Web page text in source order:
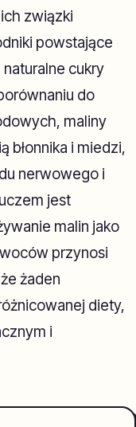
związki
powstające
cukry
do
maliny
błonnika i miedzi,
nerwowego i
jest
malin jako
przynosi
żaden
diety,
i